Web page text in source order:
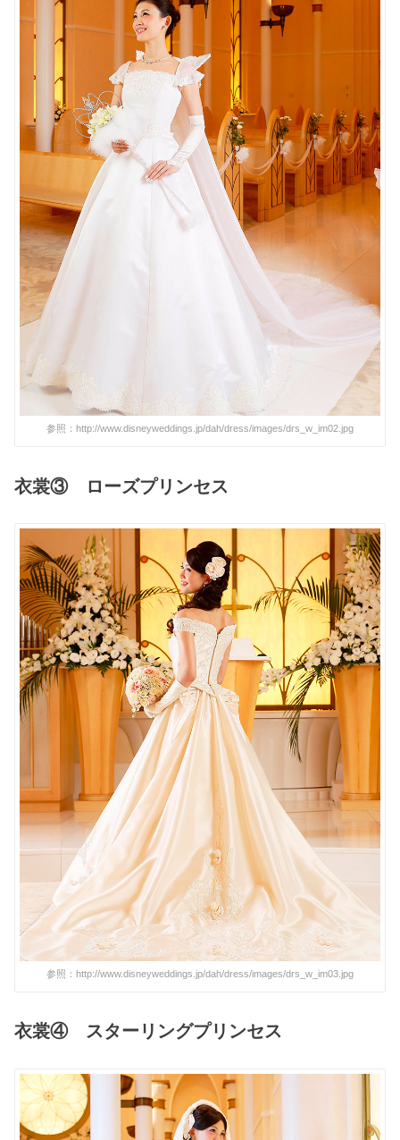
参照：http://www.disneyweddings.jp/dah/dress/images/drs_w_im02.jpg
衣裳③ ローズプリンセス
参照：http://www.disneyweddings.jp/dah/dress/images/drs_w_im03.jpg
衣裳④ スターリングプリンセス